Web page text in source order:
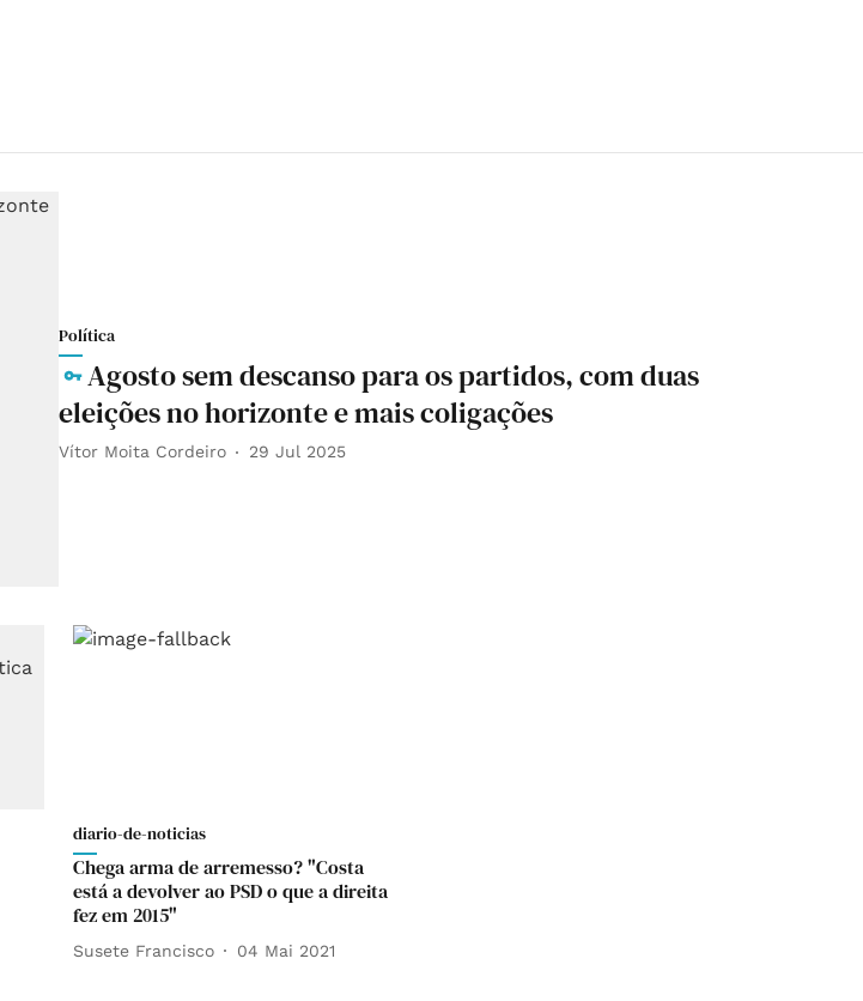
Política
Agosto sem descanso para os partidos, com duas
eleições no horizonte e mais coligações
Vítor Moita Cordeiro 29 Jul 2025
diario-de-noticias
Chega arma de arremesso? "Costa
está a devolver ao PSD o que a direita
fez em 2015"
Susete Francisco 04 Mai 2021